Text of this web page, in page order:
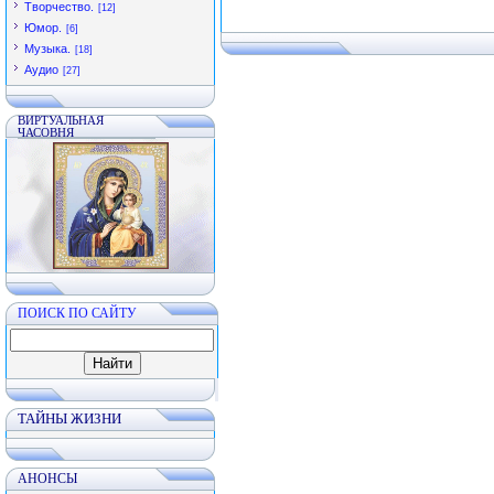
Творчество. [12]
Юмор. [6]
Музыка. [18]
Аудио [27]
ВИРТУАЛЬНАЯ
ЧАСОВНЯ
ПОИСК ПО САЙТУ
ТАЙНЫ ЖИЗНИ
АНОНСЫ